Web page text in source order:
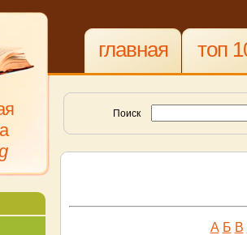
главная топ
Поиск
А Б В